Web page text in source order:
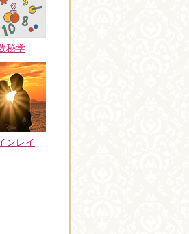
秘学
ンレイ